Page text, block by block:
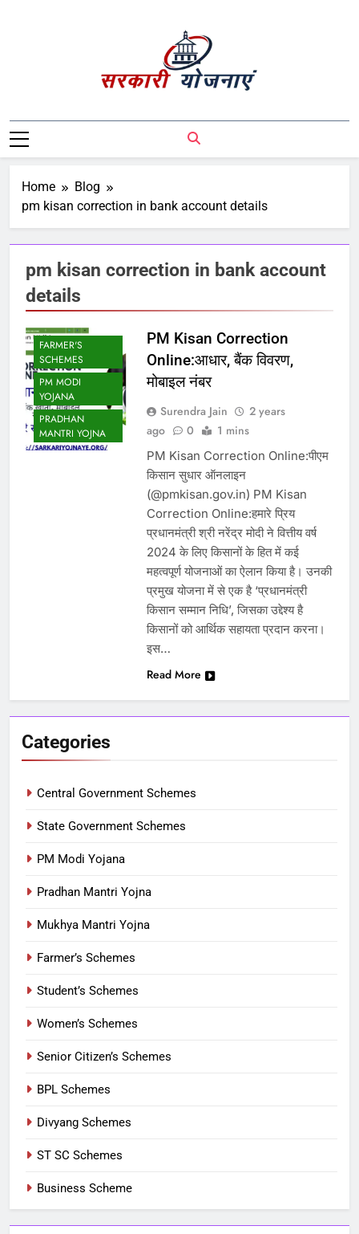
Sarkari Yojnaye
सरकारी योजनाएं | Central Government
Schemes | State Government Schemes |
Home
Blog
pm kisan correction in bank account details
pm kisan correction in bank account
details
FARMER'S
SCHEMES
PM MODI
YOJANA
PRADHAN
MANTRI YOJNA
PM Kisan Correction
Online:आधार, बैंक विवरण,
मोबाइल नंबर
Surendra Jain
2 years
ago
0 1 mins
PM Kisan Correction Online:पीएम
किसान सुधार ऑनलाइन
(@pmkisan.gov.in) PM Kisan
Correction Online:हमारे प्रिय
प्रधानमंत्री श्री नरेंद्र मोदी ने वित्तीय वर्ष
2024 के लिए किसानों के हित में कई
महत्वपूर्ण योजनाओं का ऐलान किया है। उनकी
प्रमुख योजना में से एक है ‘प्रधानमंत्री
किसान सम्मान निधि’, जिसका उद्देश्य है
किसानों को आर्थिक सहायता प्रदान करना।
इस…
Read More
Categories
Central Government Schemes
State Government Schemes
PM Modi Yojana
Pradhan Mantri Yojna
Mukhya Mantri Yojna
Farmer’s Schemes
Student’s Schemes
Women’s Schemes
Senior Citizen’s Schemes
BPL Schemes
Divyang Schemes
ST SC Schemes
Business Scheme